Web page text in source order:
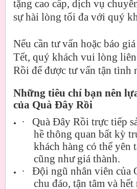
tặng cao cấp, dịch vụ
sự hài lòng tối đa với quý
Nếu cần tư vấn hoặc báo
Tết, quý khách vui lòng
Rồi để được tư vấn tận tình
Những tiêu chí bạn nên
của Quà Đây Rồi
·
Quà Đây Rồi trực tiếp
hề thông quan bất kỳ
khách hàng có thể yên
cũng như giá thành.
·
Đội ngũ nhân viên của
chu đáo, tận tâm và